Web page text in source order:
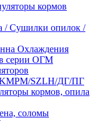
кормов
/ Сушилки опилок /
Охлаждения
серии ОГМ
KMPM/SZLH/ДГ/ПГ
кормов, опила
соломы